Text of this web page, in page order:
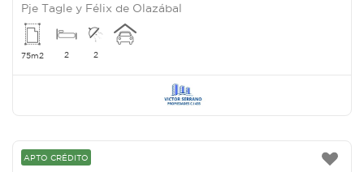
Pje Tagle y Félix de Olazábal
75m2 2 2
APTO CRÉDITO